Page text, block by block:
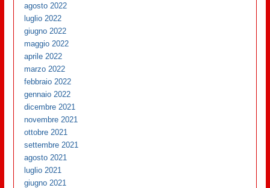
agosto 2022
luglio 2022
giugno 2022
maggio 2022
aprile 2022
marzo 2022
febbraio 2022
gennaio 2022
dicembre 2021
novembre 2021
ottobre 2021
settembre 2021
agosto 2021
luglio 2021
giugno 2021